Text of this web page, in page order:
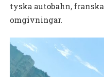
tyska autobahn,
omgivningar.